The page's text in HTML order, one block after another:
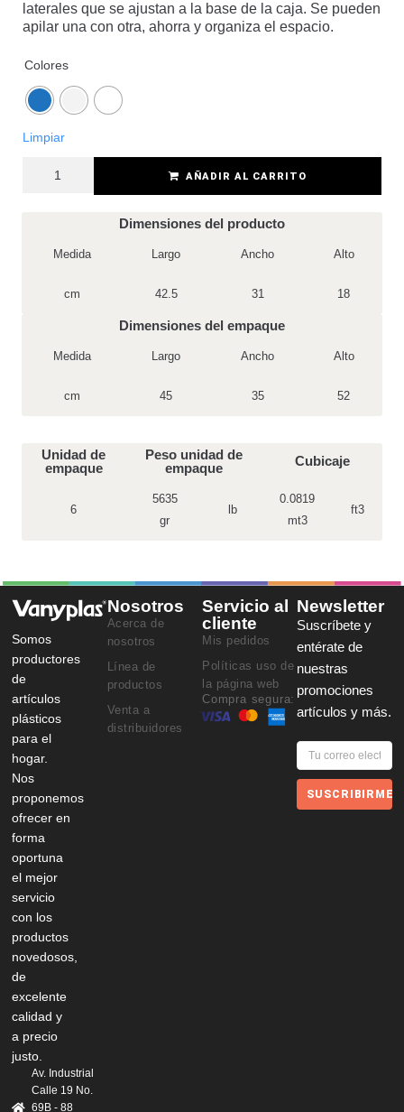
laterales que se ajustan a la base de la caja. Se pueden
apilar una con otra, ahorra y organiza el espacio.
Colores
Limpiar
AÑADIR AL CARRITO
Dimensiones del producto
Medida Largo Ancho Alto
cm 42.5 31 18
Dimensiones del empaque
Medida Largo Ancho Alto
cm 45 35 52
Unidad de
empaque
Peso unidad de
empaque
Cubicaje
6
5635
gr
lb
0.0819
mt3
ft3
Somos
productores
de
artículos
plásticos
para el
hogar.
Nos
proponemos
ofrecer en
forma
oportuna
el mejor
servicio
con los
productos
novedosos,
de
excelente
calidad y
a precio
justo.
Av. Industrial
Calle 19 No.
69B - 88
Nosotros
Acerca de
nosotros
Línea de
productos
Venta a
distribuidores
Servicio al
cliente
Mis pedidos
Políticas uso de
la página web
Compra segura:
Newsletter
Suscríbete y
entérate de
nuestras
promociones
artículos y más.
SUSCRIBIRME